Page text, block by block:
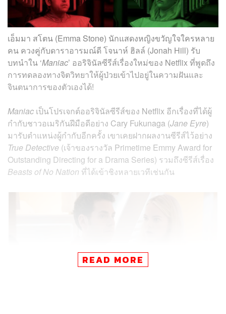
เอ็มมา สโตน (Emma Stone) นักแสดงหญิงขวัญใจใครหลาย
คน ควงคู่กับดาราอารมณ์ดี โจนาห์ ฮิลล์ (Jonah Hill) รับ
บทนำใน ‘Maniac’ ออริจินัลซีรีส์เรื่องใหม่ของ Netflix ที่พูดถึง
การทดลองทางจิตวิทยาให้ผู้ป่วยเข้าไปอยู่ในความฝันและ
จินตนาการของตัวเองได้!
Maniac เป็นโปรเจกต์ออริจินัลซีรีส์ของ Netflix อีกเรื่องที่ได้ผู้
กำกับชาวอเมริกันฝีมือดีอย่าง Cary Fukunaga (Jane Eyre)
มารับตำแหน่งผู้กำกับอีกครั้ง เขาเคยฝากผลงานซีรีส์ไว้อย่าง
True Detective (เจ้าของรางวัล Primetime Emmy Award for
Outstanding Directing for a Drama Series) รวมถึงซีรีส์เรื่อง
Beasts of No Nation ที่ได้เข้าชิงหลายเวทีเช่นกัน
READ MORE